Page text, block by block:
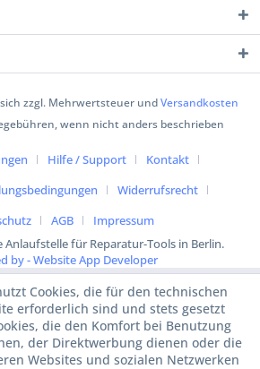
zzgl. Mehrwertsteuer undVersandkosten
wenn nicht anders beschrieben
Hilfe / Support
Kontakt
Widerrufsrecht
AGB
Impressum
Anlaufstelle für Reparatur-Tools in Berlin.
by - Website App Developer
Cookies, die für den technischen
erforderlich sind und stets gesetzt
die den Komfort bei Benutzung
der Direktwerbung dienen oder die
Websites und sozialen Netzwerken